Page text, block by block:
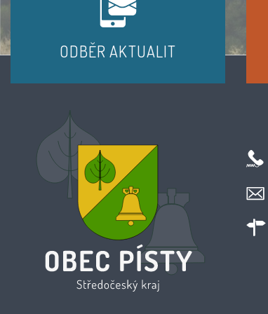
ODBĚR AKTUALIT